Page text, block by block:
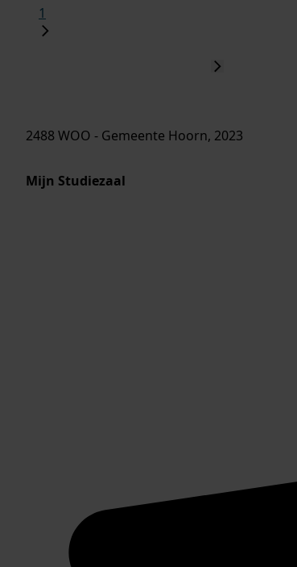
1
2488 WOO - Gemeente Hoorn, 2023
Mijn Studiezaal